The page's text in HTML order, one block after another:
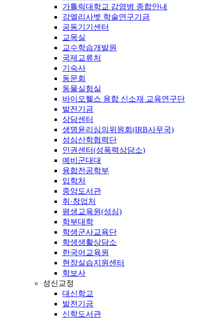
가톨릭대학교 감염병 종합안내
강엘리사벳 학술연구기금
공동기기센터
교목실
교수학습개발원
국제교류처
기숙사
동문회
동물실험실
바이오헬스 융합 신소재 교육연구단
발전기금
상담센터
생명윤리심의위원회(IRB사무국)
성심산학협력단
인권센터(성폭력상담소)
예비군대대
융합전공학부
입학처
중앙도서관
취·창업처
평생교육원(성심)
학부대학
학생군사교육단
학생생활상담소
한국어교육원
현장실습지원센터
학보사
성신교정
대신학교
발전기금
신학도서관